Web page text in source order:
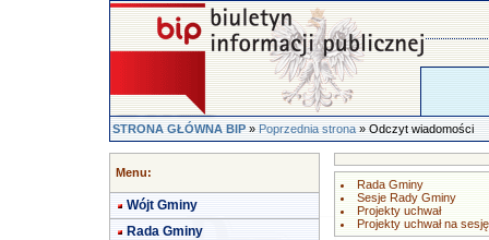
STRONA GŁÓWNA BIP»Poprzednia strona» Odczyt wiadomości
Menu:
Wójt Gminy
Rada Gminy
Rada Gminy
Sesje Rady Gminy
Projekty uchwał
Projekty uchwał na